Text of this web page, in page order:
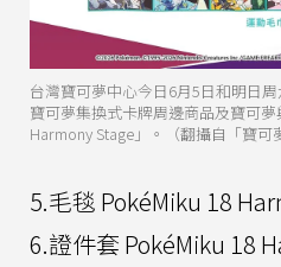
台灣寶可夢中心今日6月5日和明日
寶可夢集換式卡牌周邊商品及寶可
Harmony Stage」。（翻攝自「寶可
5.毛毯 PokéMiku 18
6.證件套 PokéMiku 18